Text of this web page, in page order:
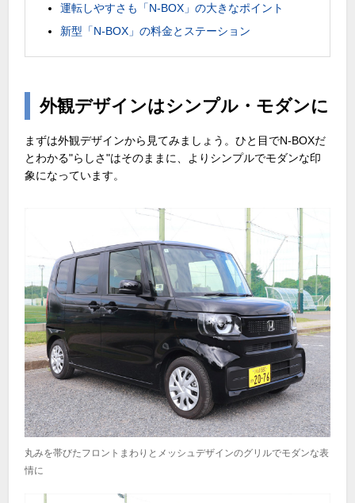
運転しやすさも「N-BOX」の大きなポイント
新型「N-BOX」の料金とステーション
外観デザインはシンプル・モダンに
まずは外観デザインから見てみましょう。ひと目でN-BOXだ
とわかる"らしさ"はそのままに、よりシンプルでモダンな印
象になっています。
丸みを帯びたフロントまわりとメッシュデザインのグリルでモダンな表
情に